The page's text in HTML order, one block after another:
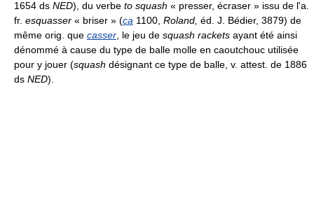
1654 ds NED), du verbe to squash « presser, écraser » issu de l'a.
fr. esquasser « briser » (ca 1100, Roland, éd. J. Bédier, 3879) de
même orig. que casser , le jeu de squash rackets ayant été ainsi
dénommé à cause du type de balle molle en caoutchouc utilisée
pour y jouer (squash désignant ce type de balle, v. attest. de 1886
ds NED).